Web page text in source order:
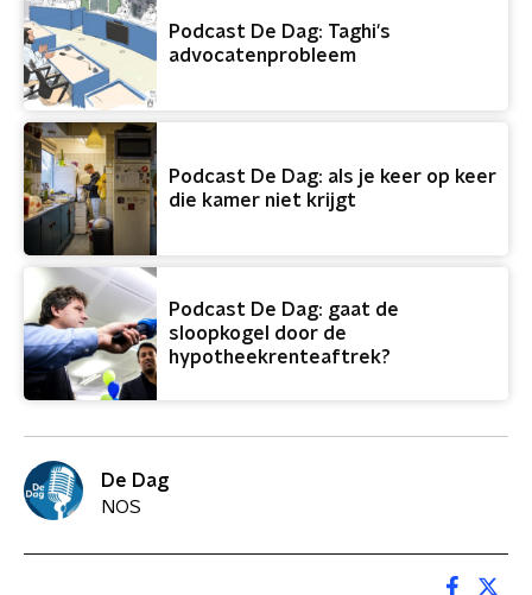
Podcast De Dag: Taghi's
advocatenprobleem
Podcast De Dag: als je keer op keer
die kamer niet krijgt
Podcast De Dag: gaat de
sloopkogel door de
hypotheekrenteaftrek?
De Dag
NOS